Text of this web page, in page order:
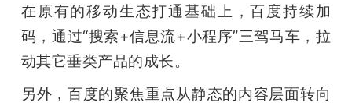
在原有的移动生态打通基础上，百度持续加
码，通过“搜索+信息流+小程序”三驾马车，拉
动其它垂类产品的成长。
另外，百度的聚焦重点从静态的内容层面转向